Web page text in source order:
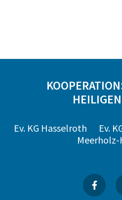
Ev. KG Hasselroth Ev.